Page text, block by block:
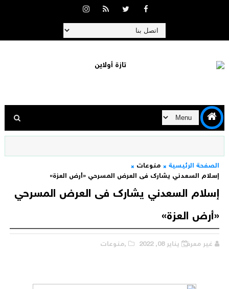
الصفحة الرئيسية
منوعات
إسلام السعدني يشارك فى العرض المسرحي «أرض العزة»
إسلام السعدني يشارك فى العرض المسرحي
«أرض العزة»
غير معرف يناير 08, 2022 ,منوعات